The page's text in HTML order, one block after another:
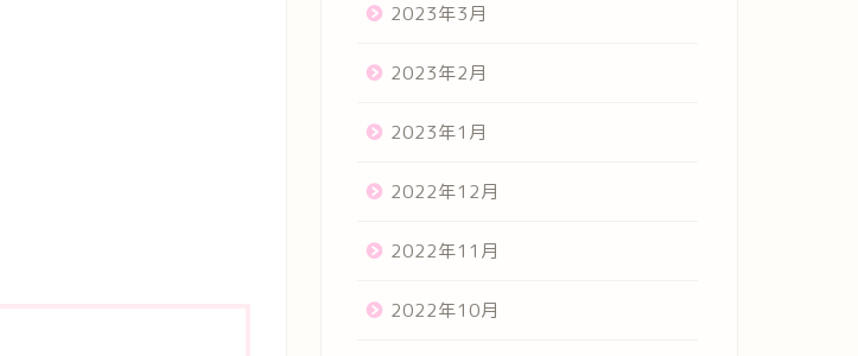
2023年3月
2023年2月
2023年1月
2022年12月
2022年11月
2022年10月